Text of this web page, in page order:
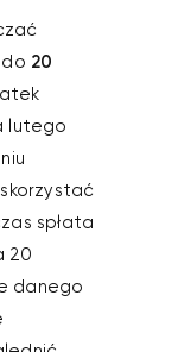
20
lutego
spłata
20
danego